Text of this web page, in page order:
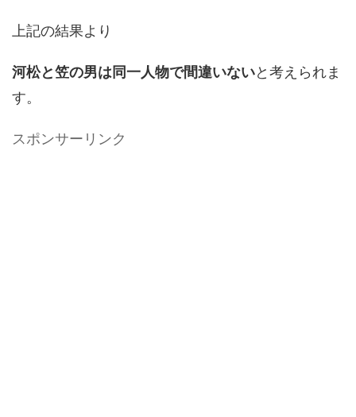
上記の結果より
河松と笠の男は同一人物で間違いないと考えられま
す。
スポンサーリンク